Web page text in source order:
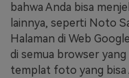
bahwa Anda bisa
lainnya, seperti Noto
Halaman di Web
di semua browser yang
templat foto yang bisa